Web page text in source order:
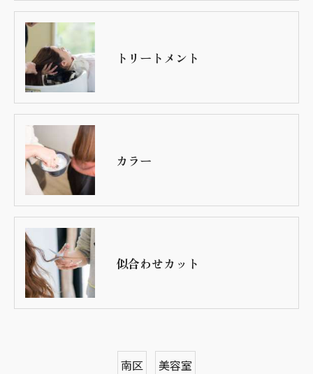
トリートメント
カラー
似合わせカット
南区 美容室